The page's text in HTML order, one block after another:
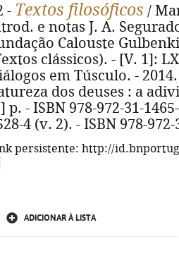
- Textos filosóficos /
e notas J. A.
Calouste
clássicos). - [V. 1]:
em Túsculo. -
dos deuses : a
p. - ISBN 978-972-31-
4 (v. 2). - ISBN 978-
persistente: http://
ADICIONAR À LISTA